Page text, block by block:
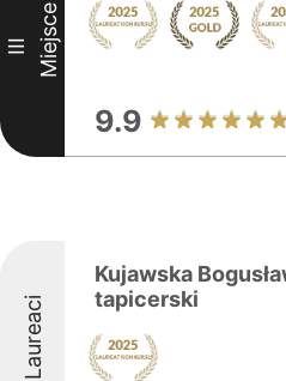
III Miejsce
9.9
Laureaci
Kujawska
tapicerski